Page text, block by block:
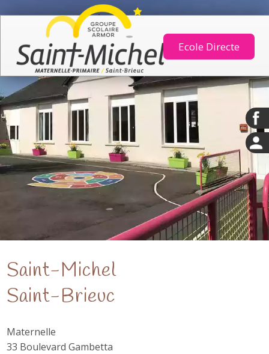
Ecole Directe
Saint-Michel
Saint-Brieuc
Maternelle
33 Boulevard Gambetta